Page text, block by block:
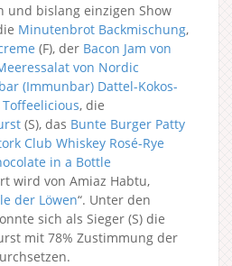
und bislang einzigen Show
Minutenbrot Backmischung,
(F), der Bacon Jam von
von Nordic
(Immunbar) Dattel-Kokos-
Toffeelicious, die
(S), das Bunte Burger Patty
Club Whiskey Rosé-Rye
in a Bottle
wird von Amiaz Habtu,
der Löwen“. Unter den
sich als Sieger (S) die
mit 78% Zustimmung der